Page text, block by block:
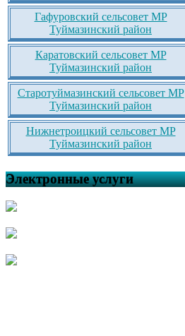
Гафуровский сельсовет МР
Туймазинский район
Каратовский сельсовет МР
Туймазинский район
Старотуймазинский сельсовет МР
Туймазинский район
Нижнетроицкий сельсовет МР
Туймазинский район
Электронные услуги